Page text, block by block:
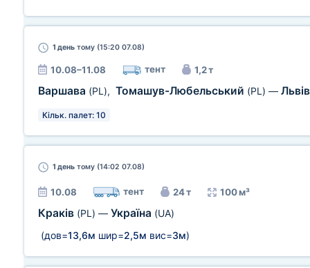
1 день тому (15:20 07.08)
10.08–11.08 тент 1,2 т
Варшава (PL), Томашув-Любельський (PL) —
Кільк. палет: 10
1 день тому (14:02 07.08)
10.08 тент 24 т 100 м³
Краків (PL) — Україна (UA)
(дов=13,6м шир=2,5м вис=3м)